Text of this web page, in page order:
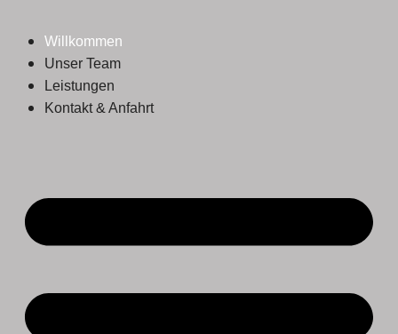
Willkommen
Unser Team
Leistungen
Kontakt & Anfahrt